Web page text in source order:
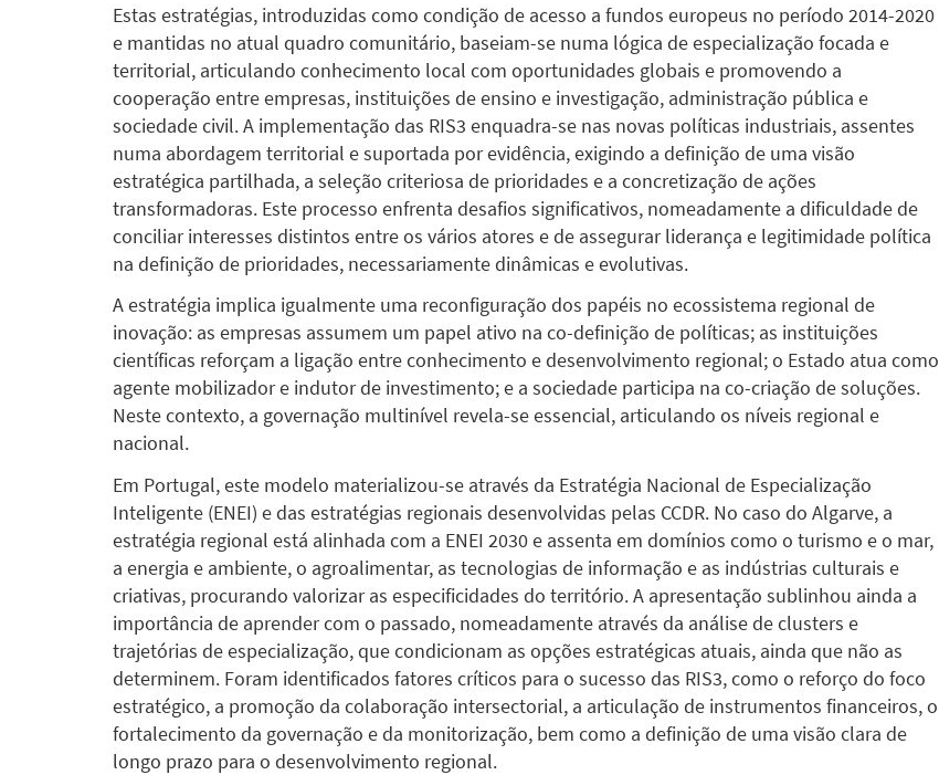
Estas estratégias, introduzidas como condição de acesso a fundos europeus no período 2014-2020
e mantidas no atual quadro comunitário, baseiam-se numa lógica de especialização focada e
territorial, articulando conhecimento local com oportunidades globais e promovendo a
cooperação entre empresas, instituições de ensino e investigação, administração pública e
sociedade civil. A implementação das RIS3 enquadra-se nas novas políticas industriais, assentes
numa abordagem territorial e suportada por evidência, exigindo a definição de uma visão
estratégica partilhada, a seleção criteriosa de prioridades e a concretização de ações
transformadoras. Este processo enfrenta desafios significativos, nomeadamente a dificuldade de
conciliar interesses distintos entre os vários atores e de assegurar liderança e legitimidade política
na definição de prioridades, necessariamente dinâmicas e evolutivas.
A estratégia implica igualmente uma reconfiguração dos papéis no ecossistema regional de
inovação: as empresas assumem um papel ativo na co-definição de políticas; as instituições
científicas reforçam a ligação entre conhecimento e desenvolvimento regional; o Estado atua como
agente mobilizador e indutor de investimento; e a sociedade participa na co-criação de soluções.
Neste contexto, a governação multinível revela-se essencial, articulando os níveis regional e
nacional.
Em Portugal, este modelo materializou-se através da Estratégia Nacional de Especialização
Inteligente (ENEI) e das estratégias regionais desenvolvidas pelas CCDR. No caso do Algarve, a
estratégia regional está alinhada com a ENEI 2030 e assenta em domínios como o turismo e o mar,
a energia e ambiente, o agroalimentar, as tecnologias de informação e as indústrias culturais e
criativas, procurando valorizar as especificidades do território. A apresentação sublinhou ainda a
importância de aprender com o passado, nomeadamente através da análise de clusters e
trajetórias de especialização, que condicionam as opções estratégicas atuais, ainda que não as
determinem. Foram identificados fatores críticos para o sucesso das RIS3, como o reforço do foco
estratégico, a promoção da colaboração intersectorial, a articulação de instrumentos financeiros, o
fortalecimento da governação e da monitorização, bem como a definição de uma visão clara de
longo prazo para o desenvolvimento regional.